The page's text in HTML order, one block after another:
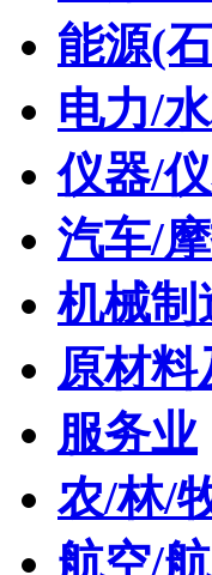
能源(
电力/
仪器/
汽车/
机械制
原材
服务业
农/林/
航空/